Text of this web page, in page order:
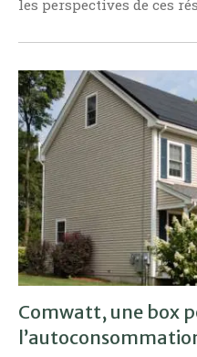
les perspectives de ces
Comwatt, une box